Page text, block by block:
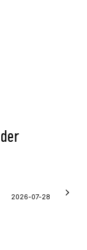
2026-07-28